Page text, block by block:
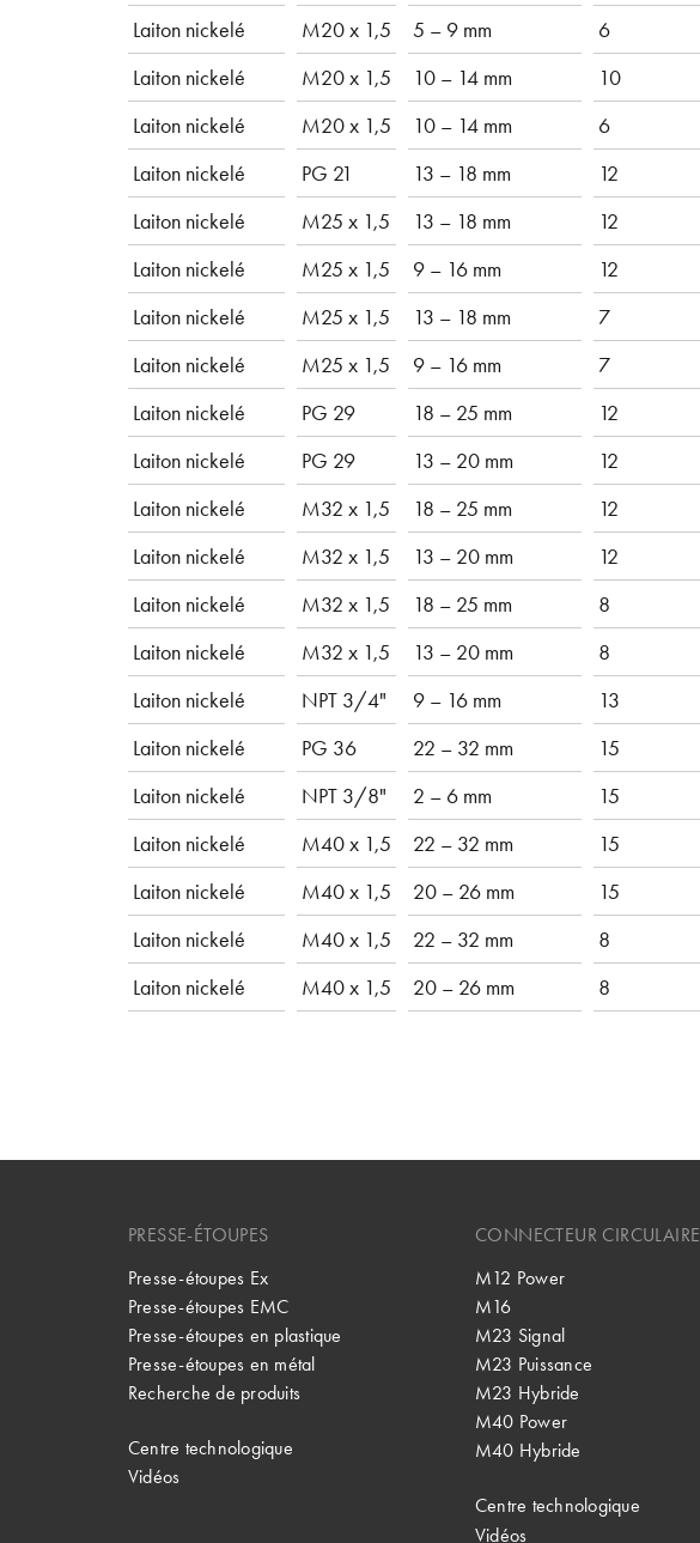
Laiton nickelé
M20 x 1,5 5 – 9 mm 6
Laiton nickelé
M20 x 1,5 10 – 14 mm 10
Laiton nickelé
M20 x 1,5 10 – 14 mm 6
Laiton nickelé
PG 21 13 – 18 mm 12
Laiton nickelé
M25 x 1,5 13 – 18 mm 12
Laiton nickelé
M25 x 1,5 9 – 16 mm 12
Laiton nickelé
M25 x 1,5 13 – 18 mm 7
Laiton nickelé
M25 x 1,5 9 – 16 mm 7
Laiton nickelé
PG 29 18 – 25 mm 12
Laiton nickelé
PG 29 13 – 20 mm 12
Laiton nickelé
M32 x 1,5 18 – 25 mm 12
Laiton nickelé
M32 x 1,5 13 – 20 mm 12
Laiton nickelé
M32 x 1,5 18 – 25 mm 8
Laiton nickelé
M32 x 1,5 13 – 20 mm 8
Laiton nickelé
NPT 3/4" 9 – 16 mm 13
Laiton nickelé
PG 36 22 – 32 mm 15
Laiton nickelé
NPT 3/8" 2 – 6 mm 15
Laiton nickelé
M40 x 1,5 22 – 32 mm 15
Laiton nickelé
M40 x 1,5 20 – 26 mm 15
Laiton nickelé
M40 x 1,5 22 – 32 mm 8
Laiton nickelé
M40 x 1,5 20 – 26 mm 8
PRESSE-ÉTOUPES
Presse-étoupes Ex
Presse-étoupes EMC
Presse-étoupes en plastique
Presse-étoupes en métal
Recherche de produits
Centre technologique
Vidéos
CONNECTEUR CIRCULAIRE
M12 Power
M16
M23 Signal
M23 Puissance
M23 Hybride
M40 Power
M40 Hybride
Centre technologique
Vidéos